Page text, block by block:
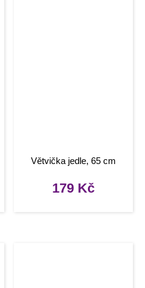
Větvička jedle, 65 cm
179 Kč